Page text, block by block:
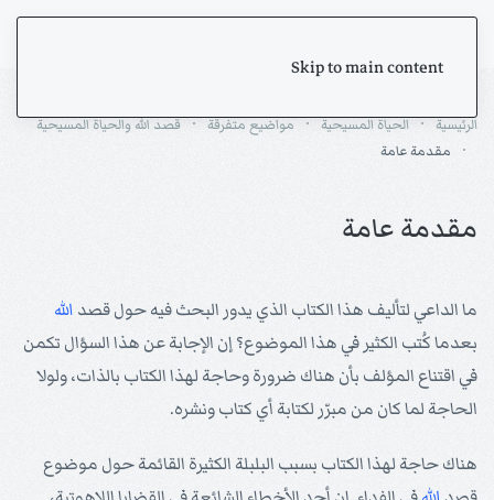
Skip to main content
الرئيسية الحياة المسيحية مواضيع متفرقة
قصد الله والحياة المسيحية
مقدمة عامة
مقدمة عامة
ما الداعي لتأليف هذا الكتاب الذي يدور البحث فيه حول قصد الله
بعدما كُتب الكثير في هذا الموضوع؟ إن الإجابة عن هذا السؤال تكمن
في اقتناع المؤلف بأن هناك ضرورة وحاجة لهذا الكتاب بالذات، ولولا
الحاجة لما كان من مبرّر لكتابة أي كتاب ونشره.
هناك حاجة لهذا الكتاب بسبب البلبلة الكثيرة القائمة حول موضوع